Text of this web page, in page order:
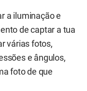
a iluminação e
de captar a tua
várias fotos,
e ângulos,
foto de que